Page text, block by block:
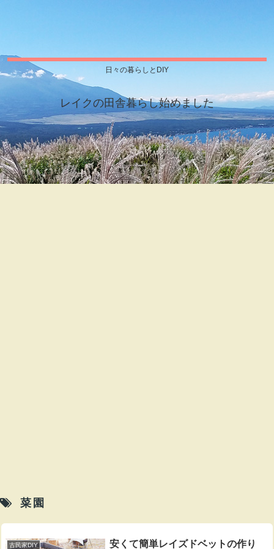
日々の暮らしとDIY
レイクの田舎暮らし始めました
菜園
古民家DIY 安くて簡単レイズドベットの作り